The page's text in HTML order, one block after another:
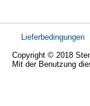
Lieferbedingungen
Copyright © 2018
Mit der Benutzung